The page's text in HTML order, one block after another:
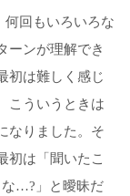
何回 もいろいろな
ーンが理解でき
初は難しく感じ
こ ういうときは
なりました 。そ
初は「聞いたこ
な…? 」 と 曖昧だ